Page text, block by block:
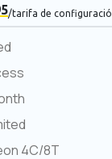
/tarifa de configuració
4C/8T